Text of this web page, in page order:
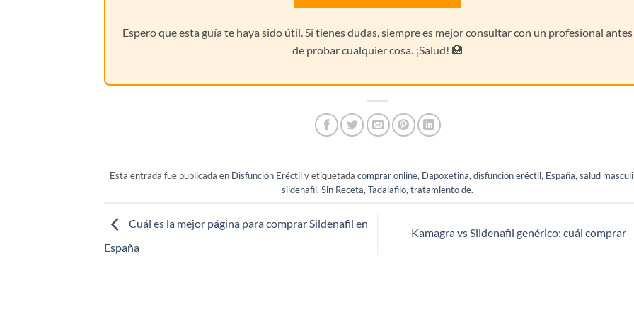
Espero que esta guía te haya sido útil. Si tienes dudas, siempre es mejor consultar con un profesional antes
de probar cualquier cosa. ¡Salud! 🏥
Esta entrada fue publicada en Disfunción Eréctily etiquetada comprar online, Dapoxetina, disfunción eréctil, España, salud
sildenafil, Sin Receta, Tadalafilo, tratamiento de.
Cuál es la mejor página para comprar Sildenafil en
España
Kamagra vs Sildenafil genérico: cuál comprar